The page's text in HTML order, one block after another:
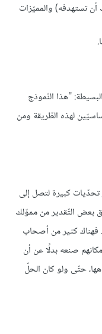
تستهدفه) والمميّزات
"هذا النّموذج
لهذه الطّريقة ومن
كبيرة لتصل إلى
بعض التّقدير من مموّلك
فهناك كثير من أصحاب
صنعه بدلًا عن أن
حتّى ولو كان الحلّ